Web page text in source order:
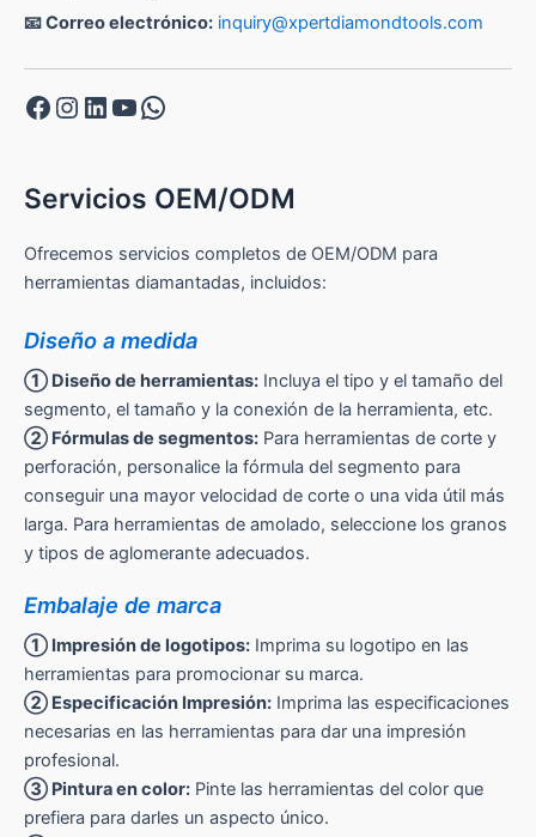
📧 Correo electrónico: inquiry@xpertdiamondtools.com
Facebook
Instagram
LinkedIn
YouTube
WhatsApp
Servicios OEM/ODM
Ofrecemos servicios completos de OEM/ODM para
herramientas diamantadas, incluidos:
Diseño a medida
① Diseño de herramientas: Incluya el tipo y el tamaño del
segmento, el tamaño y la conexión de la herramienta, etc.
② Fórmulas de segmentos: Para herramientas de corte y
perforación, personalice la fórmula del segmento para
conseguir una mayor velocidad de corte o una vida útil más
larga. Para herramientas de amolado, seleccione los granos
y tipos de aglomerante adecuados.
Embalaje de marca
① Impresión de logotipos: Imprima su logotipo en las
herramientas para promocionar su marca.
② Especificación Impresión: Imprima las especificaciones
necesarias en las herramientas para dar una impresión
profesional.
③ Pintura en color: Pinte las herramientas del color que
prefiera para darles un aspecto único.